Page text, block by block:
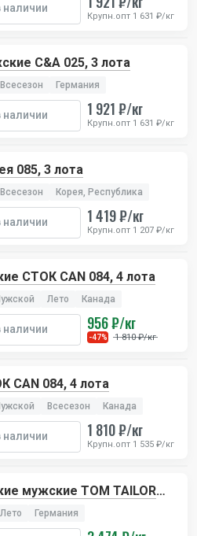
Крупн.опт 1 631 ₽/кг
C&A 025, 3 лота
Всесезон Германия
1 921 ₽/кг
Крупн.опт 1 631 ₽/кг
085, 3 лота
Всесезон Корея, Республика
1 419 ₽/кг
Крупн.опт 1 207 ₽/кг
СТОК CAN 084, 4 лота
Лето Канада
956 ₽/кг
-47% 1 810 ₽/кг
084, 4 лота
Всесезон Канада
1 810 ₽/кг
Крупн.опт 1 535 ₽/кг
мужские TOM TAILOR
Лето Германия